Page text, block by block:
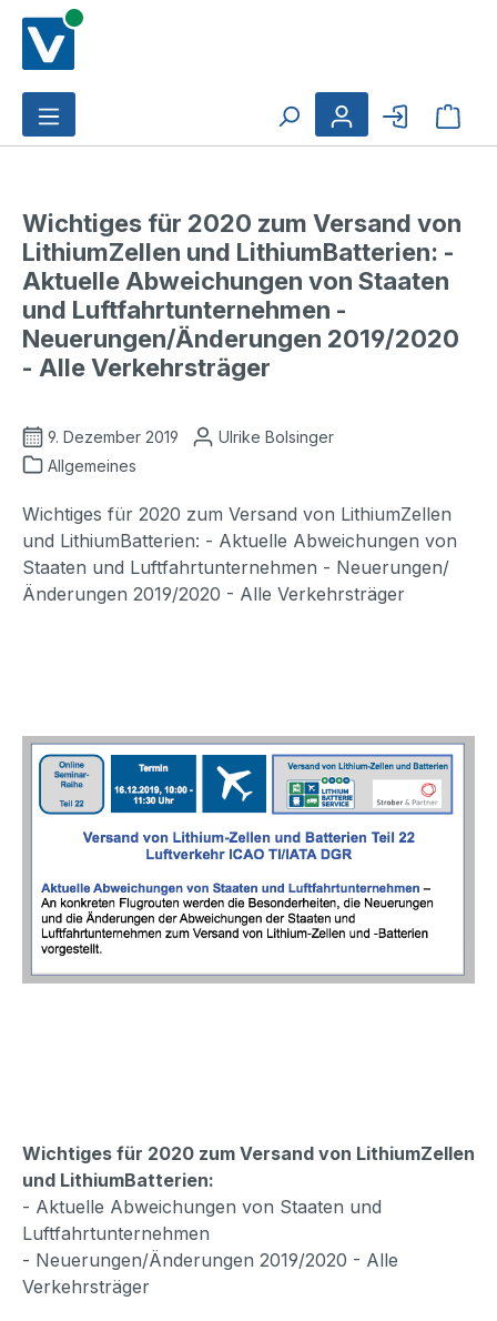
Zum Hauptinhalt springen
Wichtiges für 2020 zum Versand von
LithiumZellen und LithiumBatterien: -
Aktuelle Abweichungen von Staaten
und Luftfahrtunternehmen -
Neuerungen/Änderungen 2019/2020
- Alle Verkehrsträger
9. Dezember 2019
Ulrike Bolsinger
Allgemeines
Wichtiges für 2020 zum Versand von LithiumZellen
und LithiumBatterien: - Aktuelle Abweichungen von
Staaten und Luftfahrtunternehmen - Neuerungen/
Änderungen 2019/2020 - Alle Verkehrsträger
Wichtiges für 2020 zum Versand von LithiumZellen
und LithiumBatterien:
- Aktuelle Abweichungen von Staaten und
Luftfahrtunternehmen
- Neuerungen/Änderungen 2019/2020 - Alle
Verkehrsträger